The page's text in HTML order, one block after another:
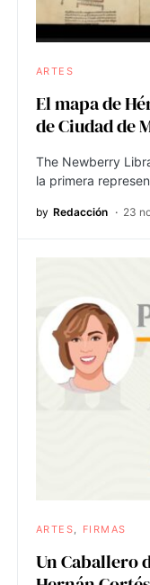
ARTES
El mapa de
de Ciudad de
The Newberry
la primera
by Redacción 23
ARTES FIRMAS
Un Caballero